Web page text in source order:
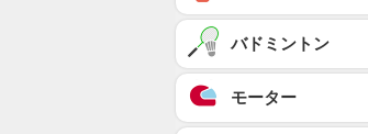
バドミントン
モーター